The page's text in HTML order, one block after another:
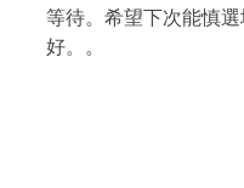
等待。希望下次能慎
好。。